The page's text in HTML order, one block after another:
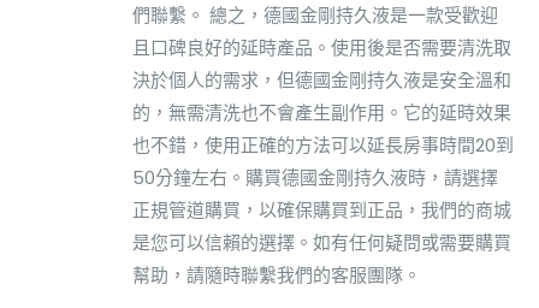
們聯繫。 總之，德國金剛持久液是一款受歡迎
且口碑良好的延時產品。使用後是否需要清洗取
決於個人的需求，但德國金剛持久液是安全溫和
的，無需清洗也不會產生副作用。它的延時效果
也不錯，使用正確的方法可以延長房事時間20到
50分鐘左右。購買德國金剛持久液時，請選擇
正規管道購買，以確保購買到正品，我們的商城
是您可以信賴的選擇。如有任何疑問或需要購買
幫助，請隨時聯繫我們的客服團隊。